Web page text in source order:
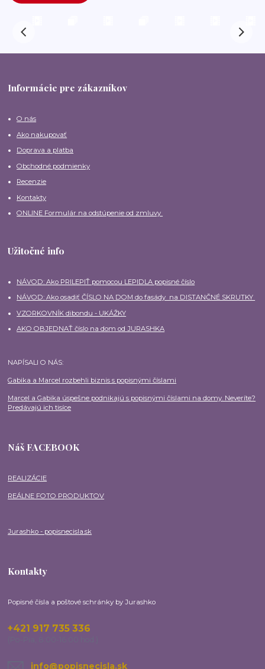
Informácie pre zákazníkov
O nás
Ako nakupovať
Doprava a platba
Obchodné podmienky
Recenzie
Kontakty
ONLINE Formulár na odstúpenie od zmluvy
Užitočné info
NÁVOD: Ako PRILEPIŤ pomocou LEPIDLA popisné číslo
NÁVOD: Ako osadiť ČÍSLO NA DOM do fasády na DISTANČNÉ SKRUTKY
VZORKOVNÍK dibondu - UKÁŽKY
AKO OBJEDNAŤ číslo na dom od JURASHKA
NAPÍSALI O NÁS:
Gabika a Marcel rozbehli biznis s popisnými číslami
Marcel a Gabika úspešne podnikajú s popisnými číslami na domy. Neveríte?
Predávajú ich tisíce
Náš FACEBOOK
REALIZÁCIE
REÁLNE FOTO PRODUKTOV
Jurashko - popisnecisla.sk
Kontakty
Popisné čísla a poštové schránky by Jurashko
+421 917 735 336
info@popisnecisla.sk